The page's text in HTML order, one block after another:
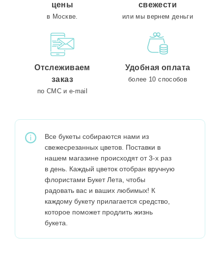
цены
в Москве.
свежести
или мы вернем деньги
Отслеживаем
заказ
по СМС и e-mail
Удобная оплата
более 10 способов
Все букеты собираются нами из
свежесрезанных цветов. Поставки в
нашем магазине происходят от 3-х раз
в день. Каждый цветок отобран вручную
флористами Букет Лета, чтобы
радовать вас и ваших любимых! К
каждому букету прилагается средство,
которое поможет продлить жизнь
букета.